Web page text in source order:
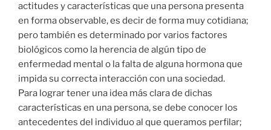
actitudes y características que una persona presenta
en forma observable, es decir de forma muy cotidiana;
pero también es determinado por varios factores
biológicos como la herencia de algún tipo de
enfermedad mental o la falta de alguna hormona que
impida su correcta interacción con una sociedad.
Para lograr tener una idea más clara de dichas
características en una persona, se debe conocer los
antecedentes del individuo al que queramos perfilar;